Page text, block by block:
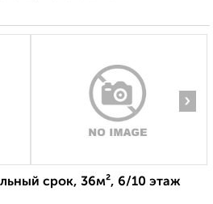
›
срок, 36м², 6/10 этаж